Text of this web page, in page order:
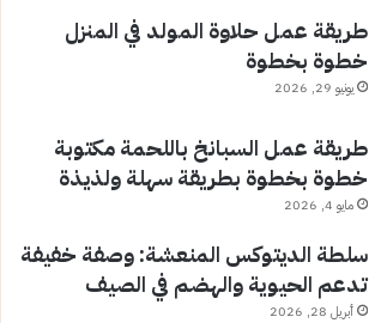
طريقة عمل حلاوة المولد في المنزل
خطوة بخطوة
يونيو 29, 2026
طريقة عمل السبانخ باللحمة مكتوبة
خطوة بخطوة بطريقة سهلة ولذيذة
مايو 4, 2026
سلطة الديتوكس المنعشة: وصفة خفيفة
تدعم الحيوية والهضم في الصيف
أبريل 28, 2026